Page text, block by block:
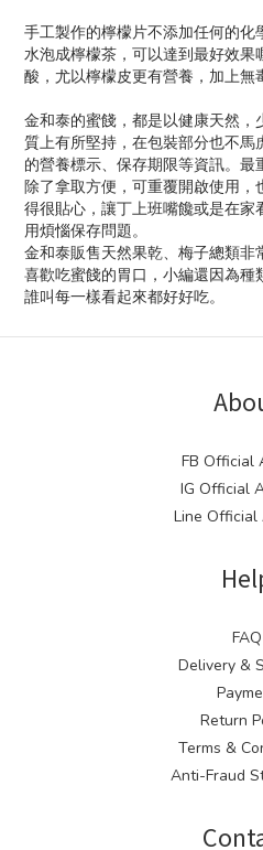
手工製作的檸檬片不添加任何的化
水泡成檸檬茶，可以達到最好效
酸，尤以檸檬皮更有營養，加上無
金和泰的蜜餞，都是以健康天然，
質上有所堅持，在包裝部分也不馬
的營養標示、保存期限等資訊。最
除了拿取方便，可重覆開啟使用
得很貼心，讓丁上班嘴饞或是在家
用煩惱保存問題。
金和泰販售天然果乾、梅子總類非
喜歡吃蜜餞的胃口，小編還因為種
誰叫每一樣看起來都好好吃。
FB Official
IG Official
Line Official
FAQ
Delivery &
Return
Terms &
Anti-Fraud